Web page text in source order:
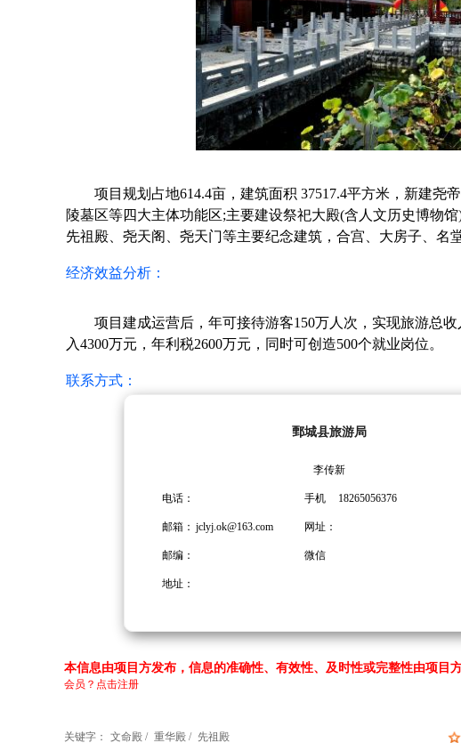
项目规划占地614.4亩，建筑面积 37517.4平方米，新建尧
陵墓区等四大主体功能区;主要建设祭祀大殿(含人文历史博物
先祖殿、尧天阁、尧天门等主要纪念建筑，合宫、大房子、名
经济效益分析：
项目建成运营后，年可接待游客150万人次，实现旅游总
入4300万元，年利税2600万元，同时可创造500个就业岗位。
联系方式：
鄄城县旅游局
李传新
电话： 手机 18265056376
邮箱： jclyj.ok@163.com 网址：
邮编： 微信
地址：
本信息由项目方发布，信息的准确性、有效性、及时性或完整性由项目
会员？点击注册
关键字： 文命殿 / 重华殿 / 先祖殿